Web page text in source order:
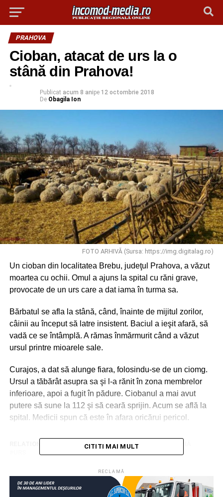
PRAHOVA
Cioban, atacat de urs la o
stână din Prahova!
Publicat acum 8 anipe 12 octombrie 2018
De Obagila Ion
FOTO ARHIVĂ (Sursa: https://img.digitalag.ro)
Un cioban din localitatea Brebu, judeţul Prahova, a văzut
moartea cu ochii. Omul a ajuns la spital cu răni grave,
provocate de un urs care a dat iama în turma sa.
Bărbatul se afla la stână, când, înainte de mijitul zorilor,
câinii au început să latre insistent. Baciul a ieşit afară, să
vadă ce se întâmplă. A rămas înmărmurit când a văzut
ursul printre mioarele sale.
Curajos, a dat să alunge fiara, folosindu-se de un ciomg.
Ursul a tăbărât asupra sa şi l-a rănit în zona membrelor
inferioare, apoi a fugit în pădure. Ciobanul a mai avut
putere să sune la 112 şi să ceară sprijin. Acum se află la
spital. Medicii spun că este în afara oricărui pericol.
CIOBAN PRAHOVA SOCIAL
Bursa locurilor de muncă pentru absolvenţi, la
Clubul Studenţilor din Târgovişte
CITITI MAI MULT
RECLAMĂ